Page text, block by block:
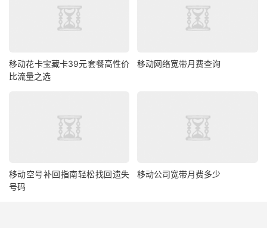
移动花卡宝藏卡39元套餐高性价
比流量之选
移动网络宽带月费查询
移动空号补回指南轻松找回遗失
号码
移动公司宽带月费多少